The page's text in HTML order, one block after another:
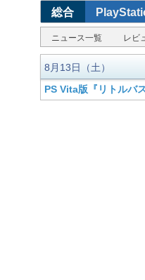
総合
ニュース一覧 レビ
8月13日（土）
PS Vita版『リトルバ